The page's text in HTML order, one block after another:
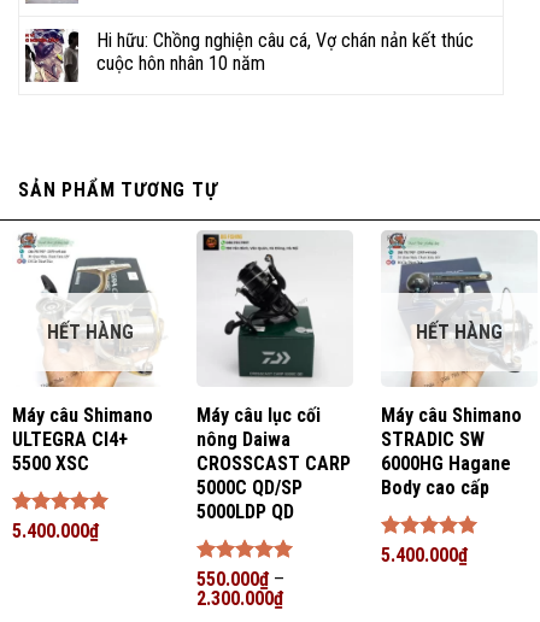
NHẬN BÁO GIÁ
Website Shopee Sendo
Đội ngũ nhân viên CSKH nhanh chóng, hiểu biết rộng,
kinh nghiệm sâu về các loại dụng cụ câu cá.
Thái độ phục vụ tận tâm, chuyên nghiệp, tinh thần
nhiệt huyết, hỗ trợ kịp thời, tiết kiệm thời gian.
Gợi ý nhiều địa điểm câu, kỹ thuật câu, cũng như
chia sẻ đam mê, ký sự đi câu đầy vui thú.
NHANH CHÓNG – TẬN TỤY –
Hi hữu: Chồng nghiện câu cá, Vợ chán nản kết thúc
cuộc hôn nhân 10 năm
SẢN PHẨM TƯƠNG TỰ
HẾT HÀNG
Máy câu Shimano
ULTEGRA CI4+
5500 XSC
Được xếp
5.400.000₫
Máy câu lục cối
nông Daiwa
CROSSCAST CARP
5000C QD/SP
5000LDP QD
Được xếp
hạng 55
550.000₫–
2.300.000₫
HẾT HÀNG
Máy câu Shimano
STRADIC SW
6000HG Hagane
Body cao cấp
Được xếp
5.400.000₫